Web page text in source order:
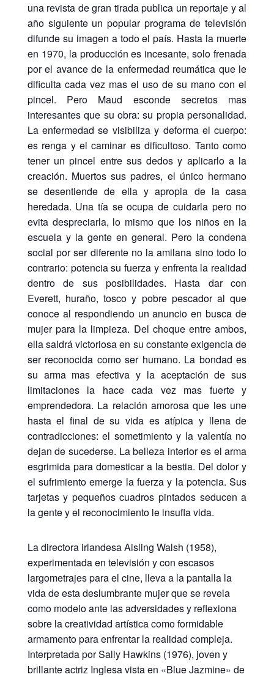
una revista de gran tirada publica un reportaje y al
año siguiente un popular programa de televisión
difunde su imagen a todo el país. Hasta la muerte
en 1970, la producción es incesante, solo frenada
por el avance de la enfermedad reumática que le
dificulta cada vez mas el uso de su mano con el
pincel. Pero Maud esconde secretos mas
interesantes que su obra: su propia personalidad.
La enfermedad se visibiliza y deforma el cuerpo:
es renga y el caminar es dificultoso. Tanto como
tener un pincel entre sus dedos y aplicarlo a la
creación. Muertos sus padres, el único hermano
se desentiende de ella y apropia de la casa
heredada. Una tía se ocupa de cuidarla pero no
evita despreciarla, lo mismo que los niños en la
escuela y la gente en general. Pero la condena
social por ser diferente no la amilana sino todo lo
contrario: potencia su fuerza y enfrenta la realidad
dentro de sus posibilidades. Hasta dar con
Everett, huraño, tosco y pobre pescador al que
conoce al respondiendo un anuncio en busca de
mujer para la limpieza. Del choque entre ambos,
ella saldrá victoriosa en su constante exigencia de
ser reconocida como ser humano. La bondad es
su arma mas efectiva y la aceptación de sus
limitaciones la hace cada vez mas fuerte y
emprendedora. La relación amorosa que les une
hasta el final de su vida es atípica y llena de
contradicciones: el sometimiento y la valentía no
dejan de sucederse. La belleza interior es el arma
esgrimida para domesticar a la bestia. Del dolor y
el sufrimiento emerge la fuerza y la potencia. Sus
tarjetas y pequeños cuadros pintados seducen a
la gente y el reconocimiento le insufla vida.
La directora irlandesa Aisling Walsh (1958),
experimentada en televisión y con escasos
largometrajes para el cine, lleva a la pantalla la
vida de esta deslumbrante mujer que se revela
como modelo ante las adversidades y reflexiona
sobre la creatividad artística como formidable
armamento para enfrentar la realidad compleja.
Interpretada por Sally Hawkins (1976), joven y
brillante actriz Inglesa vista en «Blue Jazmine» de